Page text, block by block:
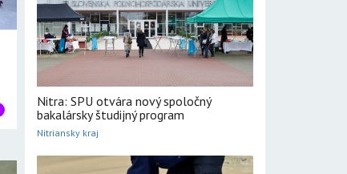
Nitra: SPU otvára nový spoločný
bakalársky študijný program
Nitriansky kraj